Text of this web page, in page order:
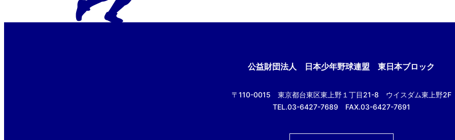
公益財団法人 日本少年野球連盟 東日本ブロック
〒110-0015 東京都台東区東上野１丁目21-8 ウイスダム東上野2F
TEL.03-6427-7689 FAX.03-6427-7691